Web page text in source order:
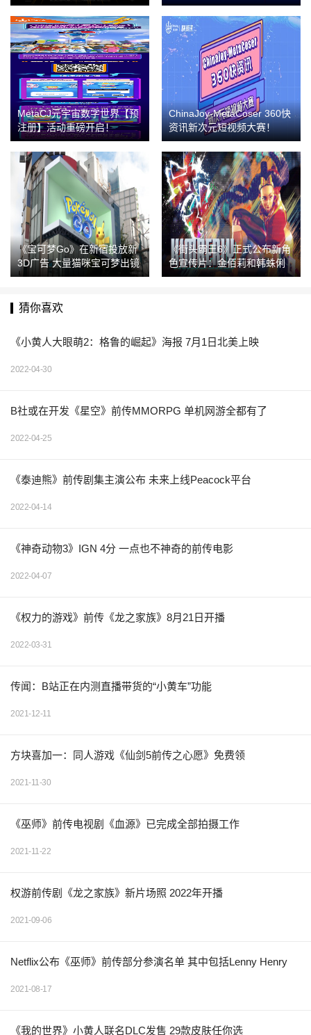
MetaCJ元宇宙数字世界【预
注册】活动重磅开启！
ChinaJoy-MetaCoser 360快
资讯新次元短视频大赛！
《宝可梦Go》在新宿投放新
3D广告 大量猫咪宝可梦出镜
《街头霸王6》正式公布新角
色宣传片：金佰莉和韩蛛俐
猜你喜欢
《小黄人大眼萌2：格鲁的崛起》海报 7月1日北美上映
2022-04-30
B社或在开发《星空》前传MMORPG 单机网游全都有了
2022-04-25
《泰迪熊》前传剧集主演公布 未来上线Peacock平台
2022-04-14
《神奇动物3》IGN 4分 一点也不神奇的前传电影
2022-04-07
《权力的游戏》前传《龙之家族》8月21日开播
2022-03-31
传闻：B站正在内测直播带货的“小黄车”功能
2021-12-11
方块喜加一：同人游戏《仙剑5前传之心愿》免费领
2021-11-30
《巫师》前传电视剧《血源》已完成全部拍摄工作
2021-11-22
权游前传剧《龙之家族》新片场照 2022年开播
2021-09-06
Netflix公布《巫师》前传部分参演名单 其中包括Lenny Henry
2021-08-17
《我的世界》小黄人联名DLC发售 29款皮肤任你选